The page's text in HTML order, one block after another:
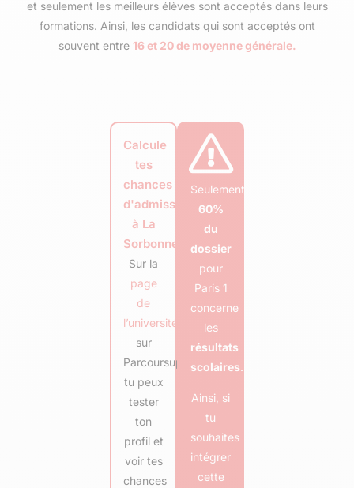
et seulement les meilleurs élèves sont acceptés dans leurs
formations. Ainsi, les candidats qui sont acceptés ont
souvent entre 16 et 20 de moyenne générale.
Calcule
tes
chances
d'admission
à La
Sorbonne
Sur la
page
de
l’université
sur
Parcoursup,
tu peux
tester
ton
profil et
voir tes
chances
Seulement
60%
du
dossier
pour
Paris 1
concerne
les
résultats
scolaires.
Ainsi, si
tu
souhaites
intégrer
cette